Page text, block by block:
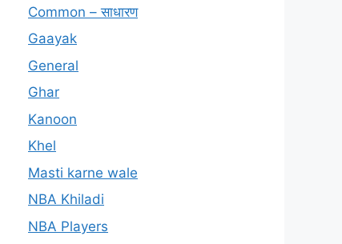
Common – साधारण
Gaayak
General
Ghar
Kanoon
Khel
Masti karne wale
NBA Khiladi
NBA Players